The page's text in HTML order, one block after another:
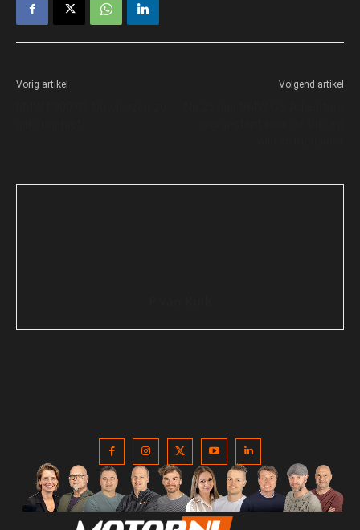
Vorig artikel Volgend artikel